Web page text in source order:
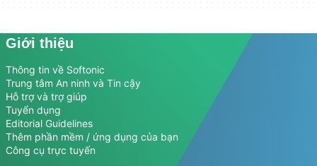
Giới thiệu
Thông tin về Softonic
Trung tâm An ninh và Tin cậy
Hỗ trợ và trợ giúp
Tuyển dụng
Editorial Guidelines
Thêm phần mềm / ứng dụng của bạn
Công cụ trực tuyến